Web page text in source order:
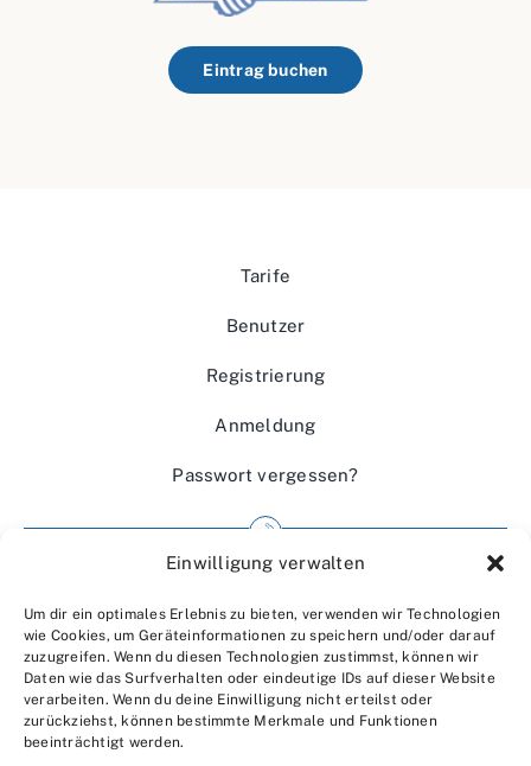
Einwilligung verwalten
Um dir ein optimales Erlebnis zu bieten, verwenden wir Technologien
wie Cookies, um Geräteinformationen zu speichern und/oder darauf
zuzugreifen. Wenn du diesen Technologien zustimmst, können wir
Daten wie das Surfverhalten oder eindeutige IDs auf dieser Website
verarbeiten. Wenn du deine Einwilligung nicht erteilst oder
zurückziehst, können bestimmte Merkmale und Funktionen
beeinträchtigt werden.
Eintrag buchen
Tarife
Benutzer
Registrierung
Anmeldung
Passwort vergessen?
Wir über uns
Kontakt
Datenschutzerklärung